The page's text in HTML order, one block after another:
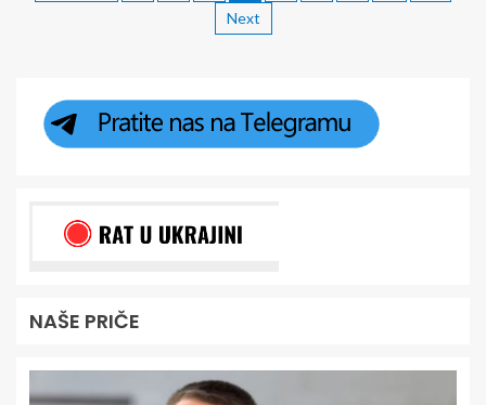
Next
NAŠE PRIČE